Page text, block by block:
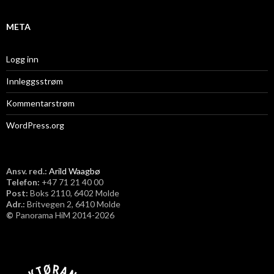
META
Logg inn
Innleggsstrøm
Kommentarstrøm
WordPress.org
Ansv. red.: Arild Waagbø
Telefon: ​+47 71 21 40 00
Post: Boks 2110, 6402 Molde
Adr.: Britvegen 2, 6410 Molde
© Panorama HiM 2014-2026